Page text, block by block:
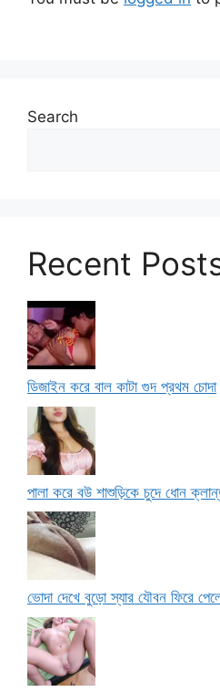
Search
Recent
ডিজাইন করে বাল কাটা গুদ প্রথম চোদা
পালা করে বউ শাশুড়িকে চুদে ধোন
ভোদা দেখে বুড়ো স্যার যৌবন ফিরে